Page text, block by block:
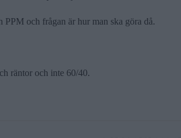
och frågan är hur man ska göra då.
räntor och inte 60/40.